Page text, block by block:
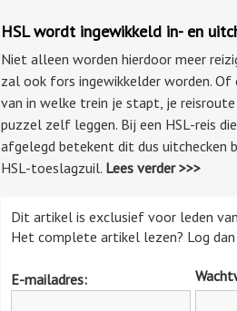
HSL wordt ingewikkeld in- en
Niet alleen worden hierdoor meer
zal ook fors ingewikkelder worden.
van in welke trein je stapt, je
puzzel zelf leggen. Bij een HSL-reis
afgelegd betekent dit dus uitchecken
HSL-toeslagzuil. Lees verder >>>
Dit artikel is exclusief voor leden
Het complete artikel lezen? Log
E-mailadres: